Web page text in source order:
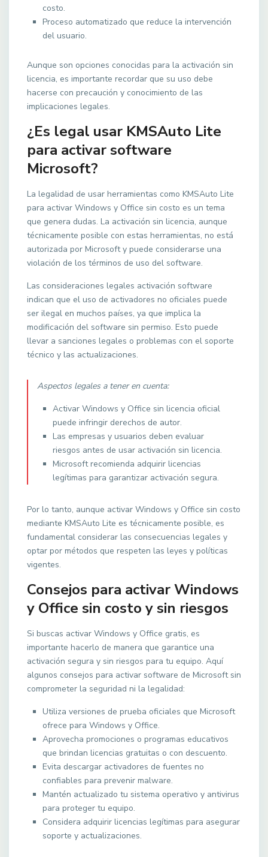
costo.
Proceso automatizado que reduce la intervención
del usuario.
Aunque son opciones conocidas para la activación sin
licencia, es importante recordar que su uso debe
hacerse con precaución y conocimiento de las
implicaciones legales.
¿Es legal usar KMSAuto Lite
para activar software
Microsoft?
La legalidad de usar herramientas como KMSAuto Lite
para activar Windows y Office sin costo es un tema
que genera dudas. La activación sin licencia, aunque
técnicamente posible con estas herramientas, no está
autorizada por Microsoft y puede considerarse una
violación de los términos de uso del software.
Las consideraciones legales activación software
indican que el uso de activadores no oficiales puede
ser ilegal en muchos países, ya que implica la
modificación del software sin permiso. Esto puede
llevar a sanciones legales o problemas con el soporte
técnico y las actualizaciones.
Aspectos legales a tener en cuenta:
Activar Windows y Office sin licencia oficial
puede infringir derechos de autor.
Las empresas y usuarios deben evaluar
riesgos antes de usar activación sin licencia.
Microsoft recomienda adquirir licencias
legítimas para garantizar activación segura.
Por lo tanto, aunque activar Windows y Office sin costo
mediante KMSAuto Lite es técnicamente posible, es
fundamental considerar las consecuencias legales y
optar por métodos que respeten las leyes y políticas
vigentes.
Consejos para activar Windows
y Office sin costo y sin riesgos
Si buscas activar Windows y Office gratis, es
importante hacerlo de manera que garantice una
activación segura y sin riesgos para tu equipo. Aquí
algunos consejos para activar software de Microsoft sin
comprometer la seguridad ni la legalidad:
Utiliza versiones de prueba oficiales que Microsoft
ofrece para Windows y Office.
Aprovecha promociones o programas educativos
que brindan licencias gratuitas o con descuento.
Evita descargar activadores de fuentes no
confiables para prevenir malware.
Mantén actualizado tu sistema operativo y antivirus
para proteger tu equipo.
Considera adquirir licencias legítimas para asegurar
soporte y actualizaciones.